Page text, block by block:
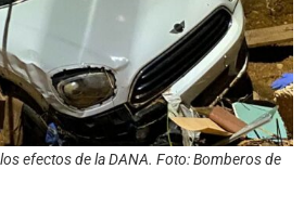
efectos de la DANA. Foto: Bomberos de